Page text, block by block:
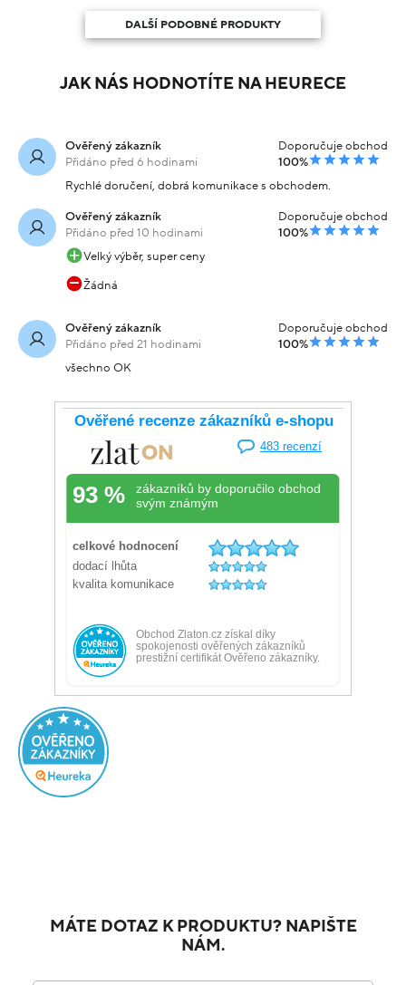
DALŠÍ PODOBNÉ PRODUKTY
JAK NÁS HODNOTÍTE NA HEURECE
Ověřený zákazník
Přidáno před 6 hodinami
Doporučuje obchod
100%
Rychlé doručení, dobrá komunikace s obchodem.
Ověřený zákazník
Přidáno před 10 hodinami
Doporučuje obchod
100%
Velký výběr, super ceny
Žádná
Ověřený zákazník
Přidáno před 21 hodinami
Doporučuje obchod
100%
všechno OK
MÁTE DOTAZ K PRODUKTU? NAPIŠTE
NÁM.